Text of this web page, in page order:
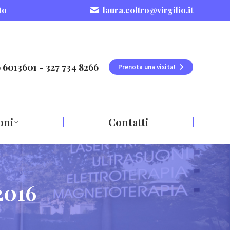
laura.coltro@virgilio.it
- 327 734 8266 Prenota una visita!
Contatti